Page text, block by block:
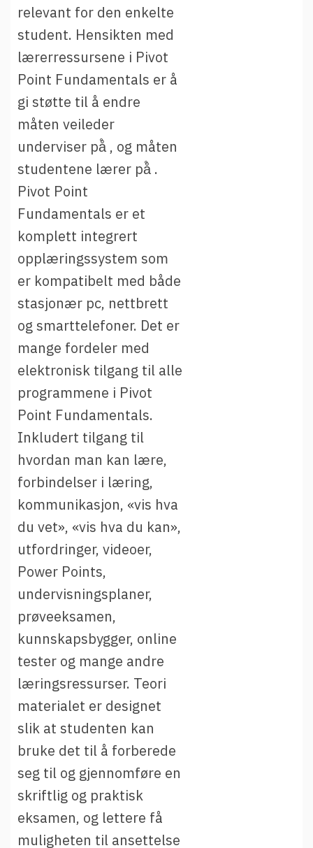
relevant for den enkelte
student. Hensikten med
lærerressursene i Pivot
Point Fundamentals er å
gi støtte til å endre
måten veileder
underviser på̊ , og måten
studentene lærer på̊ .
Pivot Point
Fundamentals er et
komplett integrert
opplæringssystem som
er kompatibelt med både
stasjonær pc, nettbrett
og smarttelefoner. Det er
mange fordeler med
elektronisk tilgang til alle
programmene i Pivot
Point Fundamentals.
Inkludert tilgang til
hvordan man kan lære,
forbindelser i læring,
kommunikasjon, «vis hva
du vet», «vis hva du kan»,
utfordringer, videoer,
Power Points,
undervisningsplaner,
prøveeksamen,
kunnskapsbygger, online
tester og mange andre
læringsressurser. Teori
materialet er designet
slik at studenten kan
bruke det til å forberede
seg til og gjennomføre en
skriftlig og praktisk
eksamen, og lettere få
muligheten til ansettelse